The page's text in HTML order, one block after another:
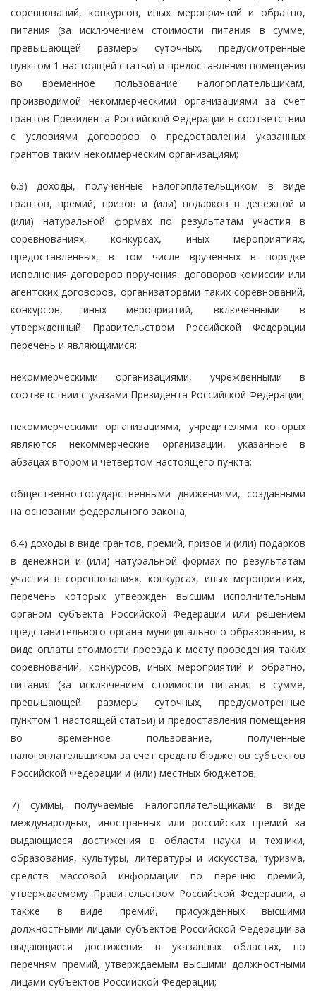
соревнований, конкурсов, иных мероприятий и обратно,
питания (за исключением стоимости питания в сумме,
превышающей размеры суточных, предусмотренные
пунктом 1 настоящей статьи) и предоставления помещения
во временное пользование налогоплательщикам,
производимой некоммерческими организациями за счет
грантов Президента Российской Федерации в соответствии
с условиями договоров о предоставлении указанных
грантов таким некоммерческим организациям;
6.3) доходы, полученные налогоплательщиком в виде
грантов, премий, призов и (или) подарков в денежной и
(или) натуральной формах по результатам участия в
соревнованиях, конкурсах, иных мероприятиях,
предоставленных, в том числе врученных в порядке
исполнения договоров поручения, договоров комиссии или
агентских договоров, организаторами таких соревнований,
конкурсов, иных мероприятий, включенными в
утвержденный Правительством Российской Федерации
перечень и являющимися:
некоммерческими организациями, учрежденными в
соответствии с указами Президента Российской Федерации;
некоммерческими организациями, учредителями которых
являются некоммерческие организации, указанные в
абзацах втором и четвертом настоящего пункта;
общественно-государственными движениями, созданными
на основании федерального закона;
6.4) доходы в виде грантов, премий, призов и (или) подарков
в денежной и (или) натуральной формах по результатам
участия в соревнованиях, конкурсах, иных мероприятиях,
перечень которых утвержден высшим исполнительным
органом субъекта Российской Федерации или решением
представительного органа муниципального образования, в
виде оплаты стоимости проезда к месту проведения таких
соревнований, конкурсов, иных мероприятий и обратно,
питания (за исключением стоимости питания в сумме,
превышающей размеры суточных, предусмотренные
пунктом 1 настоящей статьи) и предоставления помещения
во временное пользование, полученные
налогоплательщиком за счет средств бюджетов субъектов
Российской Федерации и (или) местных бюджетов;
7) суммы, получаемые налогоплательщиками в виде
международных, иностранных или российских премий за
выдающиеся достижения в области науки и техники,
образования, культуры, литературы и искусства, туризма,
средств массовой информации по перечню премий,
утверждаемому Правительством Российской Федерации, а
также в виде премий, присужденных высшими
должностными лицами субъектов Российской Федерации за
выдающиеся достижения в указанных областях, по
перечням премий, утверждаемым высшими должностными
лицами субъектов Российской Федерации;